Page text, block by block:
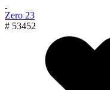
Zero 23
# 53452